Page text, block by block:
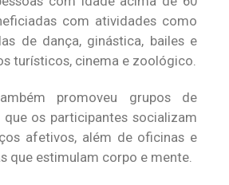
com atividades como
de dança, ginástica, bailes e
turísticos, cinema e zoológico.
promoveu grupos de
que os participantes socializam
afetivos, além de oficinas e
que estimulam corpo e mente.